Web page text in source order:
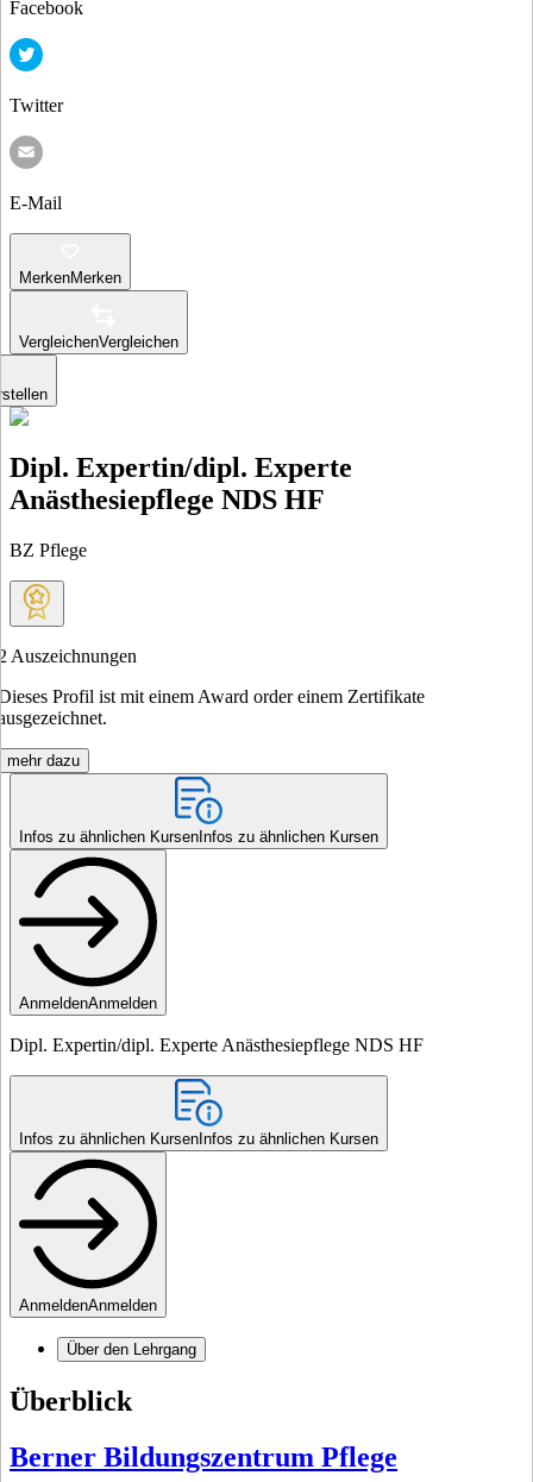
Facebook
Twitter
E-Mail
MerkenMerken
VergleichenVergleichen
Dipl. Expertin/dipl. Experte
Anästhesiepflege NDS HF
BZ Pflege
Auszeichnungen
Profil ist mit einem Award order einem Zertifikate
mehr dazu
Infos zu ähnlichen Kursen Infos zu ähnlichen Kursen
AnmeldenAnmelden
Dipl. Expertin/dipl. Experte Anästhesiepflege NDS HF
Infos zu ähnlichen Kursen Infos zu ähnlichen Kursen
AnmeldenAnmelden
Über den Lehrgang
Überblick
Berner Bildungszentrum Pflege